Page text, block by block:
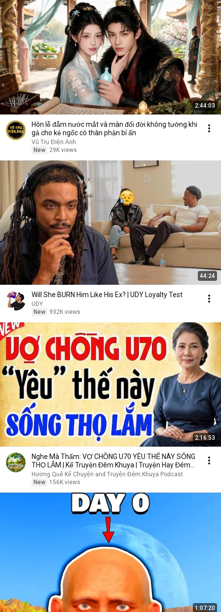
2:44:03
Hôn lễ đẫm nước mắt và màn đổi đời không tưởng khi
gả cho kẻ ngốc có thân phận bí ẩn
Vũ Trụ Điện Ảnh
New
29K views
44:24
Will She BURN Him Like His Ex? | UDY Loyalty Test
UDY
New
932K views
2:16:53
Nghe Mà Thấm: VỢ CHỒNG U70 YÊU THẾ NÀY SỐNG
THỌ LẮM | Kể Truyện Đêm Khuya | Truyện Hay Đêm
Khuya
Hương Quê Kể Chuyện and Truyện Đêm Khuya Podcast
New
156K views
1:07:20